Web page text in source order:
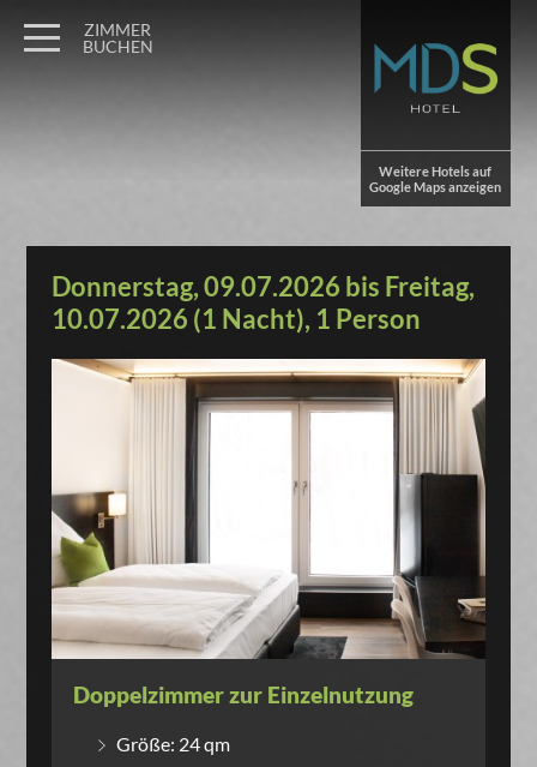
Weitere Hotels auf
Google Maps anzeigen
ZIMMER
BUCHEN
Donnerstag, 09.07.2026 bis Freitag,
10.07.2026 (1 Nacht), 1 Person
Doppelzimmer zur Einzelnutzung
Größe: 24 qm